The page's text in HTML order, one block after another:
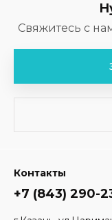
Свяжитесь с
Контакты
+7 (843) 290-